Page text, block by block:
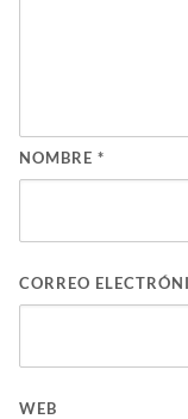
NOMBRE *
CORREO
WEB